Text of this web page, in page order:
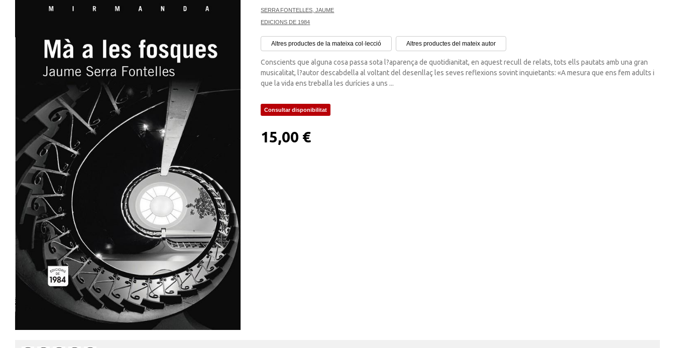
SERRA FONTELLES, JAUME
EDICIONS DE 1984
Altres productes de la mateixa col·lecció Altres productes del mateix autor
Conscients que alguna cosa passa sota l?aparença de quotidianitat, en aquest recull de relats, tots ells pautats amb una gran
musicalitat, l?autor descabdella al voltant del desenllaç les seves reflexions sovint inquietants: «A mesura que ens fem adults i
que la vida ens treballa les durícies a uns ...
Consultar disponibilitat
15,00 €